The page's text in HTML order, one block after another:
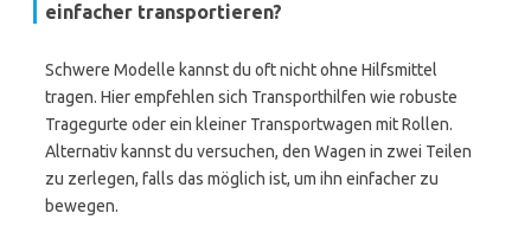
einfacher transportieren?
Schwere Modelle kannst du oft nicht ohne Hilfsmittel
tragen. Hier empfehlen sich Transporthilfen wie robuste
Tragegurte oder ein kleiner Transportwagen mit Rollen.
Alternativ kannst du versuchen, den Wagen in zwei Teilen
zu zerlegen, falls das möglich ist, um ihn einfacher zu
bewegen.